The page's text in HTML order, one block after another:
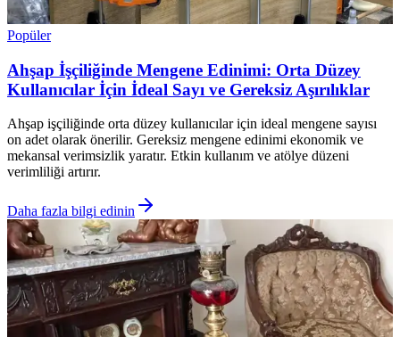
Popüler
Ahşap İşçiliğinde Mengene Edinimi: Orta Düzey
Kullanıcılar İçin İdeal Sayı ve Gereksiz Aşırılıklar
Ahşap işçiliğinde orta düzey kullanıcılar için ideal mengene sayısı
on adet olarak önerilir. Gereksiz mengene edinimi ekonomik ve
mekansal verimsizlik yaratır. Etkin kullanım ve atölye düzeni
verimliliği artırır.
Daha fazla bilgi edinin